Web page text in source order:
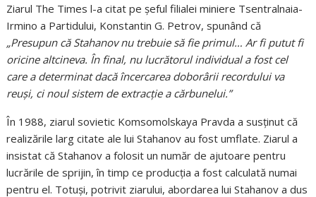
Ziarul The Times l-a citat pe șeful filialei miniere Tsentralnaia-
Irmino a Partidului, Konstantin G. Petrov, spunând că
„Presupun că Stahanov nu trebuie să fie primul… Ar fi putut fi
oricine altcineva. În final, nu lucrătorul individual a fost cel
care a determinat dacă încercarea doborârii recordului va
reuși, ci noul sistem de extracție a cărbunelui.”
În 1988, ziarul sovietic Komsomolskaya Pravda a susținut că
realizările larg citate ale lui Stahanov au fost umflate. Ziarul a
insistat că Stahanov a folosit un număr de ajutoare pentru
lucrările de sprijin, în timp ce producția a fost calculată numai
pentru el. Totuși, potrivit ziarului, abordarea lui Stahanov a dus